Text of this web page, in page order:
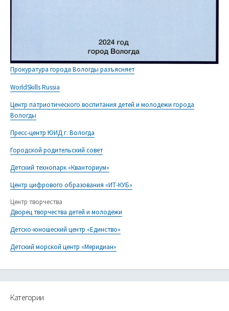
Прокуратура города Вологды разъясняет
WorldSkills Russia
Центр патриотического воспитания детей и молодежи города
Вологды
Пресс-центр ЮИД г. Вологда
Городской родительский совет
Детский технопарк «Кванториум»
Центр цифрового образования «ИТ-КУБ»
Центр творчества
Дворец творчества детей и молодежи
Детско-юношеский центр «Единство»
Детский морской центр «Меридиан»
Категории